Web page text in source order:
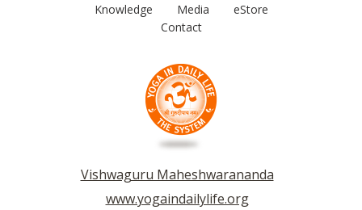
Knowledge
Media
eStore
Contact
Vishwaguru Maheshwarananda
www.yogaindailylife.org